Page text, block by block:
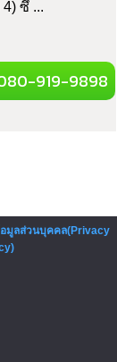
ซึ่ ...
919-9898
มูลส่วนบุคคล(Privacy